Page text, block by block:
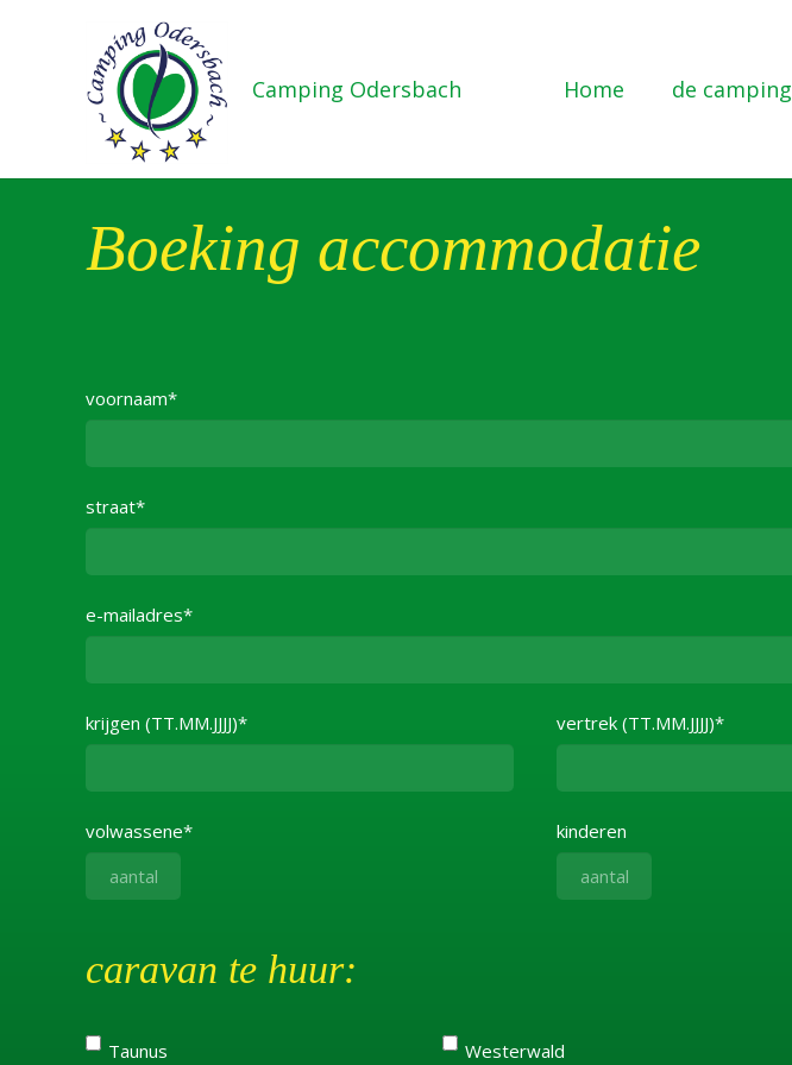
Camping Odersbach Home de camping
Boeking accommodatie
voornaam*
straat*
e-mailadres*
krijgen (TT.MM.JJJJ)* vertrek (TT.MM.JJJJ)*
volwassene* kinderen
caravan te huur:
Taunus Westerwald